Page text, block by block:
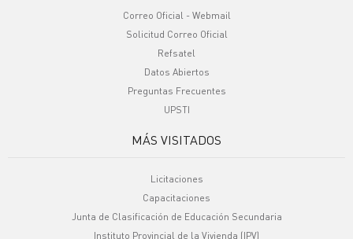
Correo Oficial - Webmail
Solicitud Correo Oficial
Refsatel
Datos Abiertos
Preguntas Frecuentes
UPSTI
MÁS VISITADOS
Licitaciones
Capacitaciones
Junta de Clasificación de Educación Secundaria
Instituto Provincial de la Vivienda (IPV)